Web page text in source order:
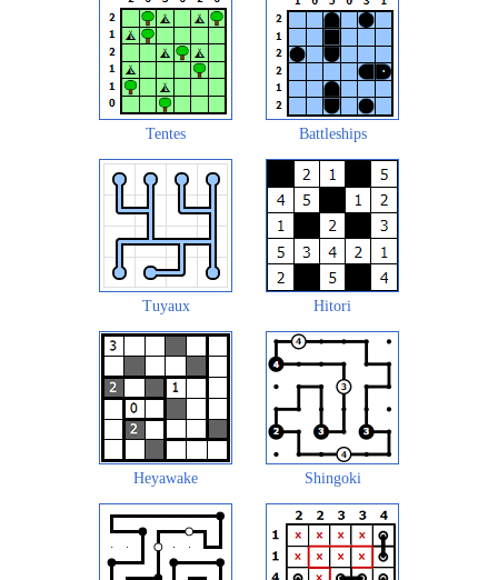
Tentes Battleships
Tuyaux Hitori
Heyawake Shingoki